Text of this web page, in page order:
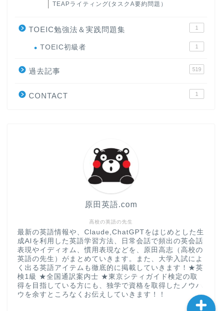
TEAPライティング(タスクA要約問題）
TOEIC勉強法＆実践問題集 1
TOEIC初級者 1
過去記事 519
CONTACT 1
高校の英語の先生
原田英語.com
最新の英語情報や、Claude,ChatGPTをはじめとした生
成AIを利用した英語学習方法、日常会話で頻出の英会話
表現やイディオム、慣用表現などを、原田高志（高校の
英語の先生）がまとめていきます。また、大学入試によ
く出る英語アイテムも徹底的に掲載していきます！★英
検1級 ★全国通訳案内士 ★東京シティガイド検定の取
得を目指している方にも、独学で資格を取得したノウハ
ウを余すところなくお伝えしていきます！！
大学入試英語対策講座
英語名言・格言・カッコい
い英語＆素敵な英文フレー
CONTACT